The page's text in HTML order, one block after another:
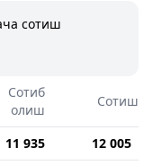
сотиш
Сотиб
олиш
Сотиш
11 935
12 005